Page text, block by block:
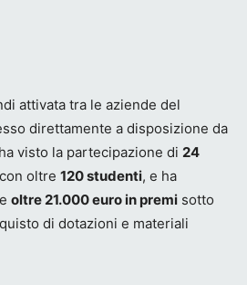
attivata tra le aziende del
direttamente a disposizione da
visto la partecipazione di 24
oltre 120 studenti, e ha
oltre 21.000 euro in premi sotto
di dotazioni e materiali